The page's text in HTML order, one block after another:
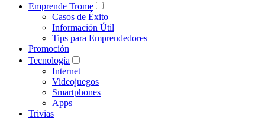
Emprende Trome
Casos de Éxito
Información Útil
Tips para Emprendedores
Promoción
Tecnología
Internet
Videojuegos
Smartphones
Apps
Trivias